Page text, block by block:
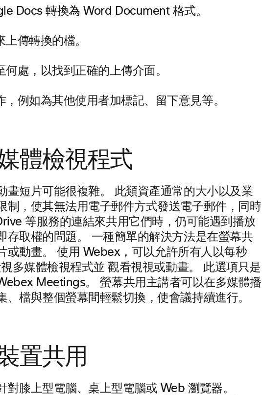
Docs 轉換為 Word Document 格式。
傳轉換的檔。
處，以找到正確的上傳介面。
，例如為其他使用者加標記、留下意見等。
體檢視程式
畫短片可能很複雜。 此類資產通常的大小以及業
制，使其無法用電子郵件方式發送電子郵件，同時
等服務的連結來共用它們時，仍可能遇到播放
存取權的問題。
一種簡單的解決方法是在螢幕共
或動畫。 使用 Webex，可以允許所有人以每秒
多媒體檢視程式並觀看視視或動畫。
此選項只是
Meetings。 螢幕共用主講者可以在多媒體播
、檔與整個螢幕間輕鬆切換，使會議持續進行。
置共用
對膝上型電腦、桌上型電腦或 Web 瀏覽器。